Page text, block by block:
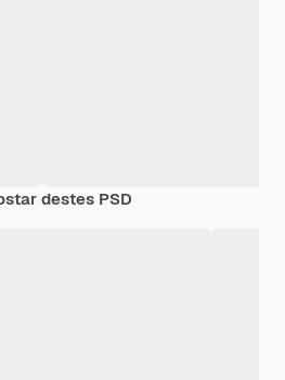
destes PSD